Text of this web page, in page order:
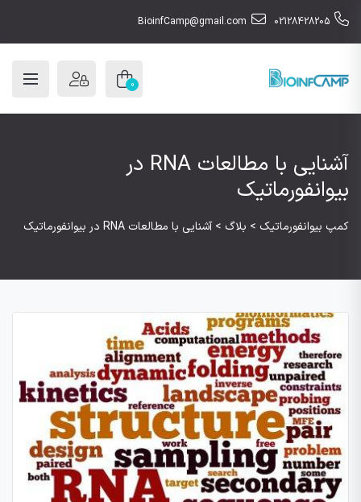
02128428205
BioinfCamp@gmail.com
0
آشنایی با مطالعات RNA در
بیوانفورماتیک
کمپ بیوانفورماتیک > بلاگ > آشنایی با مطالعات RNA در بیوانفورماتیک